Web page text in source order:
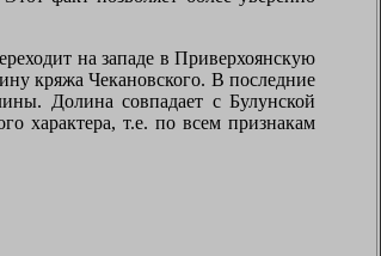
на западе в Приверхоянскую
кряжа Чекановского. В последние
Долина совпадает с Булунской
характера, т.е. по всем признакам